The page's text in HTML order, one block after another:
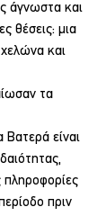
άγνωστα και
θέσεις: μια
χελώνα και
τα
είναι
πληροφορίες
πριν